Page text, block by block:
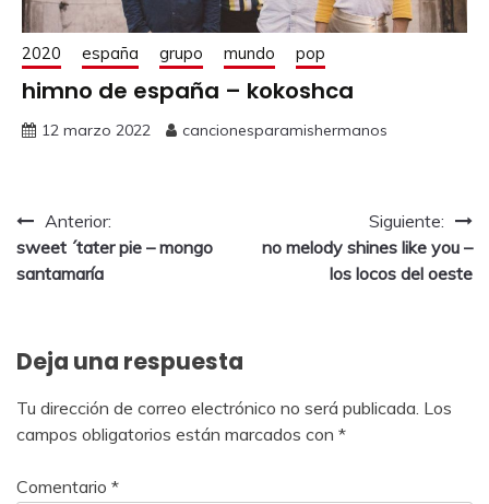
2020 españa grupo mundo pop
himno de españa – kokoshca
12 marzo 2022 cancionesparamishermanos
Anterior:
sweet ´tater pie – mongo
santamaría
Siguiente:
no melody shines like you –
los locos del oeste
Deja una respuesta
Tu dirección de correo electrónico no será publicada. Los
campos obligatorios están marcados con *
Comentario *